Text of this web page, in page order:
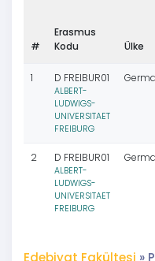
#
Erasmus
Kodu
Ülke
1 D FREIBUR01
ALBERT-
LUDWIGS-
UNIVERSITAET
FREIBURG
2 D FREIBUR01
ALBERT-
LUDWIGS-
UNIVERSITAET
FREIBURG
Edebiyat Fakültesi »